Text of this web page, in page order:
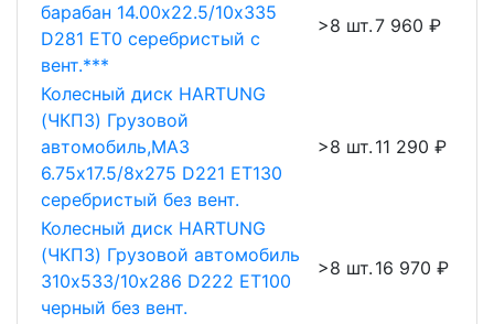
барабан 14.00х22.5/10х335
D281 ET0 серебристый с
вент.***
>8 шт.7 960 ₽
Колесный диск HARTUNG
(ЧКПЗ) Грузовой
автомобиль,МАЗ
6.75х17.5/8х275 D221 ET130
серебристый без вент.
>8 шт. 11 290 ₽
Колесный диск HARTUNG
(ЧКПЗ) Грузовой автомобиль
310х533/10х286 D222 ET100
черный без вент.
>8 шт. 16 970 ₽